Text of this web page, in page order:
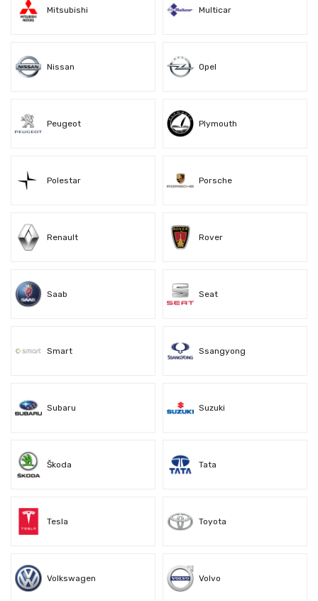
Mitsubishi Multicar
Nissan Opel
Peugeot Plymouth
Polestar Porsche
Renault Rover
Saab Seat
Smart Ssangyong
Subaru Suzuki
Škoda Tata
Tesla Toyota
Volkswagen Volvo